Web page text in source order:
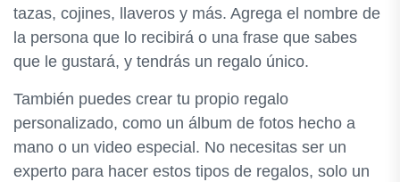
tazas, cojines, llaveros y más. Agrega el nombre de
la persona que lo recibirá o una frase que sabes
que le gustará, y tendrás un regalo único.
También puedes crear tu propio regalo
personalizado, como un álbum de fotos hecho a
mano o un video especial. No necesitas ser un
experto para hacer estos tipos de regalos, solo un